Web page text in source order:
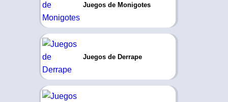
Juegos de Monigotes
Juegos de Derrape